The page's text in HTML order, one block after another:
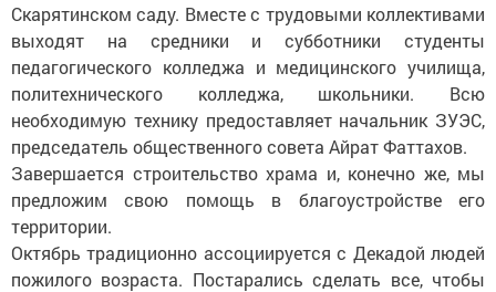
Скарятинском саду. Вместе с трудовыми коллективами
выходят на средники и субботники студенты
педагогического колледжа и медицинского училища,
политехнического колледжа, школьники. Всю
необходимую технику предоставляет начальник ЗУЭС,
председатель общественного совета Айрат Фаттахов.
Завершается строительство храма и, конечно же, мы
предложим свою помощь в благоустройстве его
территории.
Октябрь традиционно ассоциируется с Декадой людей
пожилого возраста. Постарались сделать все, чтобы